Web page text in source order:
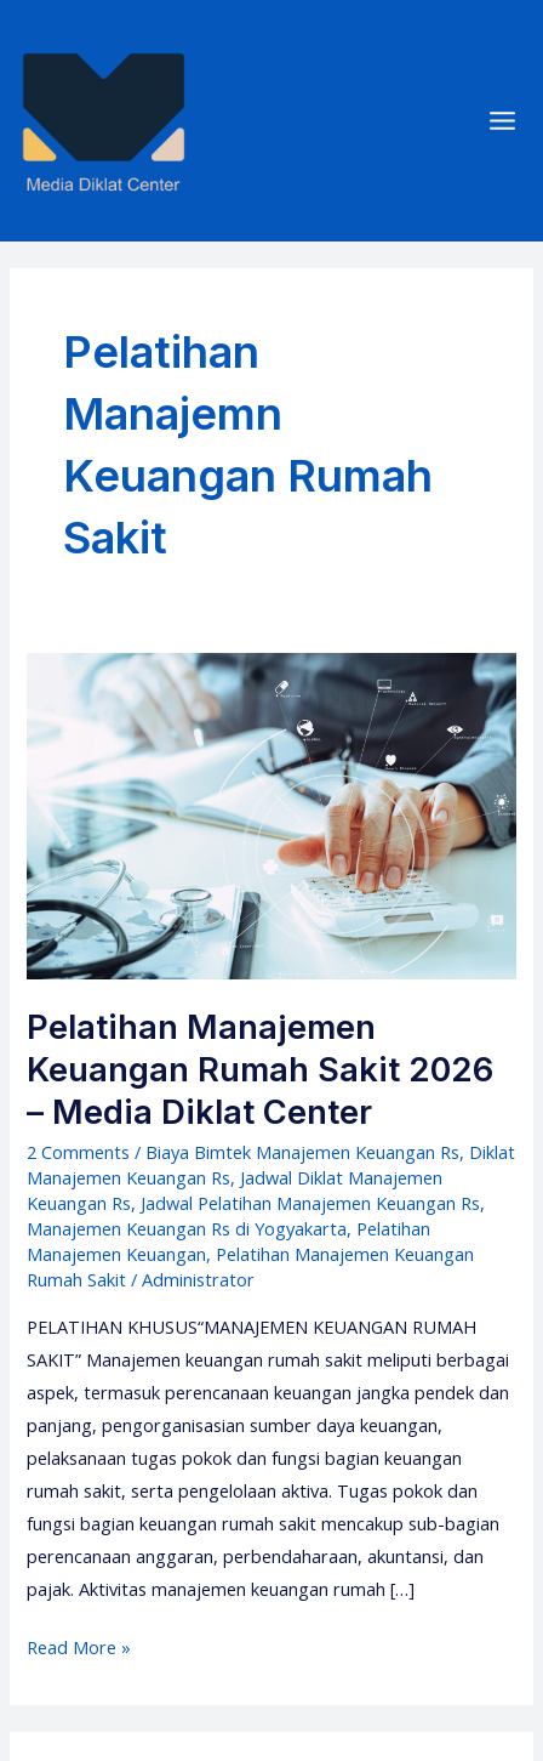
Pelatihan
Manajemn
Keuangan Rumah
Sakit
Pelatihan Manajemen
Keuangan Rumah Sakit 2026
– Media Diklat Center
2 Comments / Biaya Bimtek Manajemen Keuangan Rs, Diklat
Manajemen Keuangan Rs, Jadwal Diklat Manajemen
Keuangan Rs, Jadwal Pelatihan Manajemen Keuangan Rs,
Manajemen Keuangan Rs di Yogyakarta, Pelatihan
Manajemen Keuangan, Pelatihan Manajemen Keuangan
Rumah Sakit /Administrator
PELATIHAN KHUSUS“MANAJEMEN KEUANGAN RUMAH
SAKIT” Manajemen keuangan rumah sakit meliputi berbagai
aspek, termasuk perencanaan keuangan jangka pendek dan
panjang, pengorganisasian sumber daya keuangan,
pelaksanaan tugas pokok dan fungsi bagian keuangan
rumah sakit, serta pengelolaan aktiva. Tugas pokok dan
fungsi bagian keuangan rumah sakit mencakup sub-bagian
perencanaan anggaran, perbendaharaan, akuntansi, dan
pajak. Aktivitas manajemen keuangan rumah […]
Pelatihan
Read More »